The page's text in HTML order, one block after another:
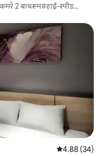
2 बाथरूम#हाई-स्पीड
औसत रेटिंग 5 में
4.88 (34)